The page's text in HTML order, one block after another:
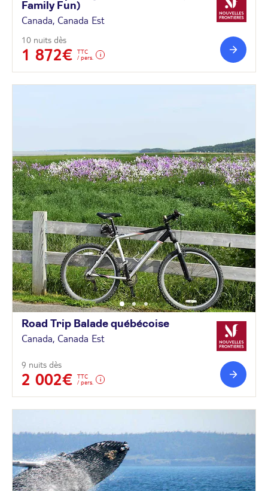
Family Fun)
Canada, Canada Est
10 nuits dès
1 872€
TTC
/ pers.
Road Trip Balade québécoise
Canada, Canada Est
9 nuits dès
2 002€
TTC
/ pers.